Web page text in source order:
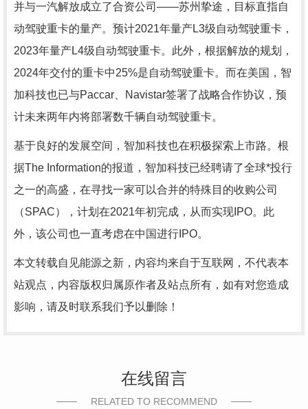
并与一汽解放成立了合资公司——苏州挚途，目标直指自
动驾驶重卡的量产。预计2021年量产L3级自动驾驶重卡，
2023年量产L4级自动驾驶重卡。此外，根据解放的规划，
2024年交付的重卡中25%是自动驾驶重卡。而在美国，智
加科技也已与Paccar、Navistar签署了战略合作协议，预
计未来两年内将部署数千辆自动驾驶重卡。
基于良好的发展空间，智加科技也在积极探索上市路。根
据The Information的报道，智加科技已经聘请了全球*投行
之一的高盛，在寻找一家可以合并的特殊目的收购公司
（SPAC），计划在2021年初完成，从而实现IPO。此
外，该公司也一直考虑在中国进行IPO。
本文转载自见能源之新，内容均来自于互联网，不代表本
站观点，内容版权归属原作者及站点所有，如有对您造成
影响，请及时联系我们予以删除！
在线留言
RELATED TO RECOMMEND